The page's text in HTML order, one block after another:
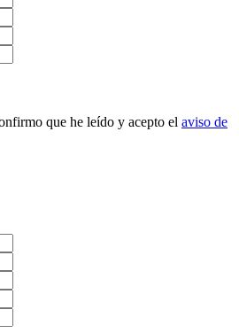
que he leído y acepto el aviso de